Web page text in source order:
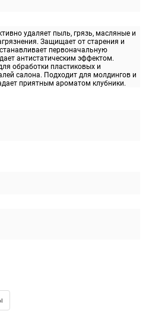
удаляет пыль, грязь, масляные и
Защищает от старения и
первоначальную
антистатическим эффектом.
обработки пластиковых и
салона. Подходит для молдингов и
приятным ароматом клубники.